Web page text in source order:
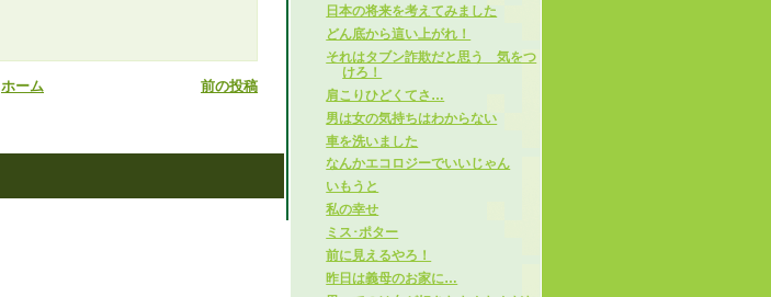
日本の将来を考えてみました
どん底から這い上がれ！
それはタブン詐欺だと思う 気をつ
けろ！
肩こりひどくてさ…
男は女の気持ちはわからない
車を洗いました
なんかエコロジーでいいじゃん
いもうと
私の幸せ
ミス･ポター
前に見えるやろ！
昨日は義母のお家に…
前の投稿
ホーム